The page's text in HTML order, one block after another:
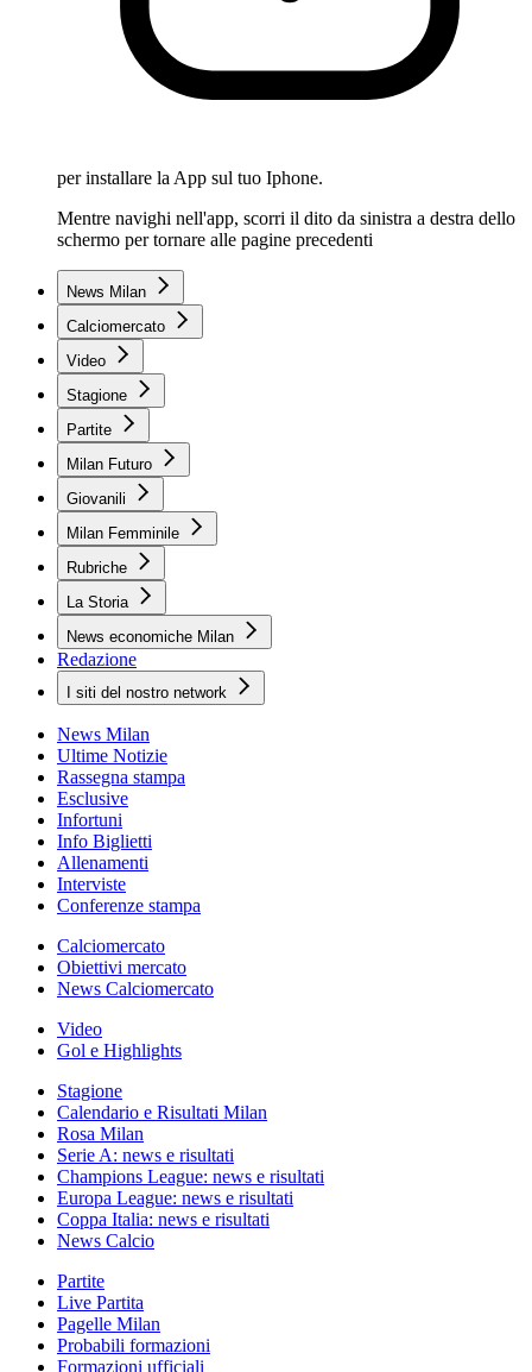
per installare la App sul tuo Iphone.
Mentre navighi nell'app, scorri il dito da sinistra a destra dello
schermo per tornare alle pagine precedenti
News Milan
Calciomercato
Video
Stagione
Partite
Milan Futuro
Giovanili
Milan Femminile
Rubriche
La Storia
News economiche Milan
Redazione
I siti del nostro network
News Milan
Ultime Notizie
Rassegna stampa
Esclusive
Infortuni
Info Biglietti
Allenamenti
Interviste
Conferenze stampa
Calciomercato
Obiettivi mercato
News Calciomercato
Video
Gol e Highlights
Stagione
Calendario e Risultati Milan
Rosa Milan
Serie A: news e risultati
Champions League: news e risultati
Europa League: news e risultati
Coppa Italia: news e risultati
News Calcio
Partite
Live Partita
Pagelle Milan
Probabili formazioni
Formazioni ufficiali